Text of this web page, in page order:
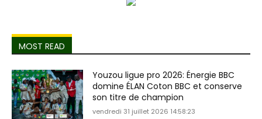
MOST READ
Youzou ligue pro 2026: Énergie BBC
domine ÉLAN Coton BBC et conserve
son titre de champion
vendredi 31 juillet 2026 14:58:23